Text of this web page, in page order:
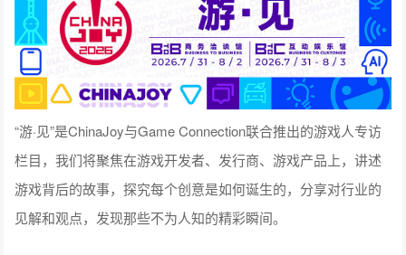
“游·见”是ChinaJoy与Game Connection联合推出的游戏人专访
栏目，我们将聚焦在游戏开发者、发行商、游戏产品上，讲述
游戏背后的故事，探究每个创意是如何诞生的，分享对行业的
见解和观点，发现那些不为人知的精彩瞬间。